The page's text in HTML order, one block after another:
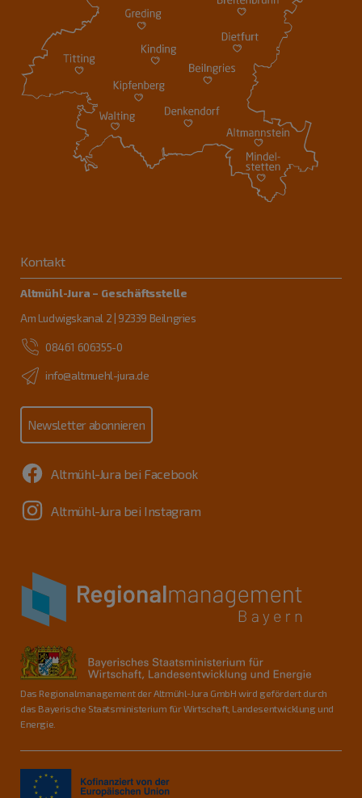
Kontakt
Altmühl-Jura – Geschäftsstelle
Am Ludwigskanal 2 | 92339 Beilngries
08461 606355-0
info@altmuehl-jura.de
Newsletter abonnieren
Altmühl-Jura bei Facebook
Altmühl-Jura bei Instagram
Das Regionalmanagement der Altmühl-Jura GmbH wird gefördert durch
das Bayerische Staatsministerium für Wirtschaft, Landesentwicklung und
Energie.